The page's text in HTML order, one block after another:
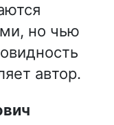
но чью
автор.